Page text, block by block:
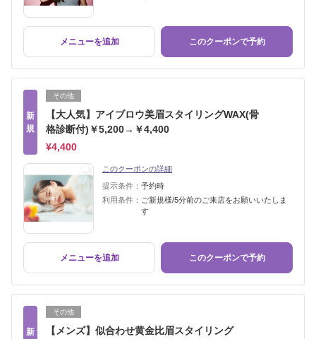
メニューを追加 このクーポンで予約
新
規
その他
【大人気】アイブロウ美眉スタイリングWAX(骨
格診断付)￥5,200→￥4,400
¥4,400
このクーポンの詳細
提示条件： 予約時
利用条件： ご新規様/5分前のご来店をお願いいたしま
す
メニューを追加 このクーポンで予約
新
その他
【メンズ】似合わせ黄金比眉スタイリング